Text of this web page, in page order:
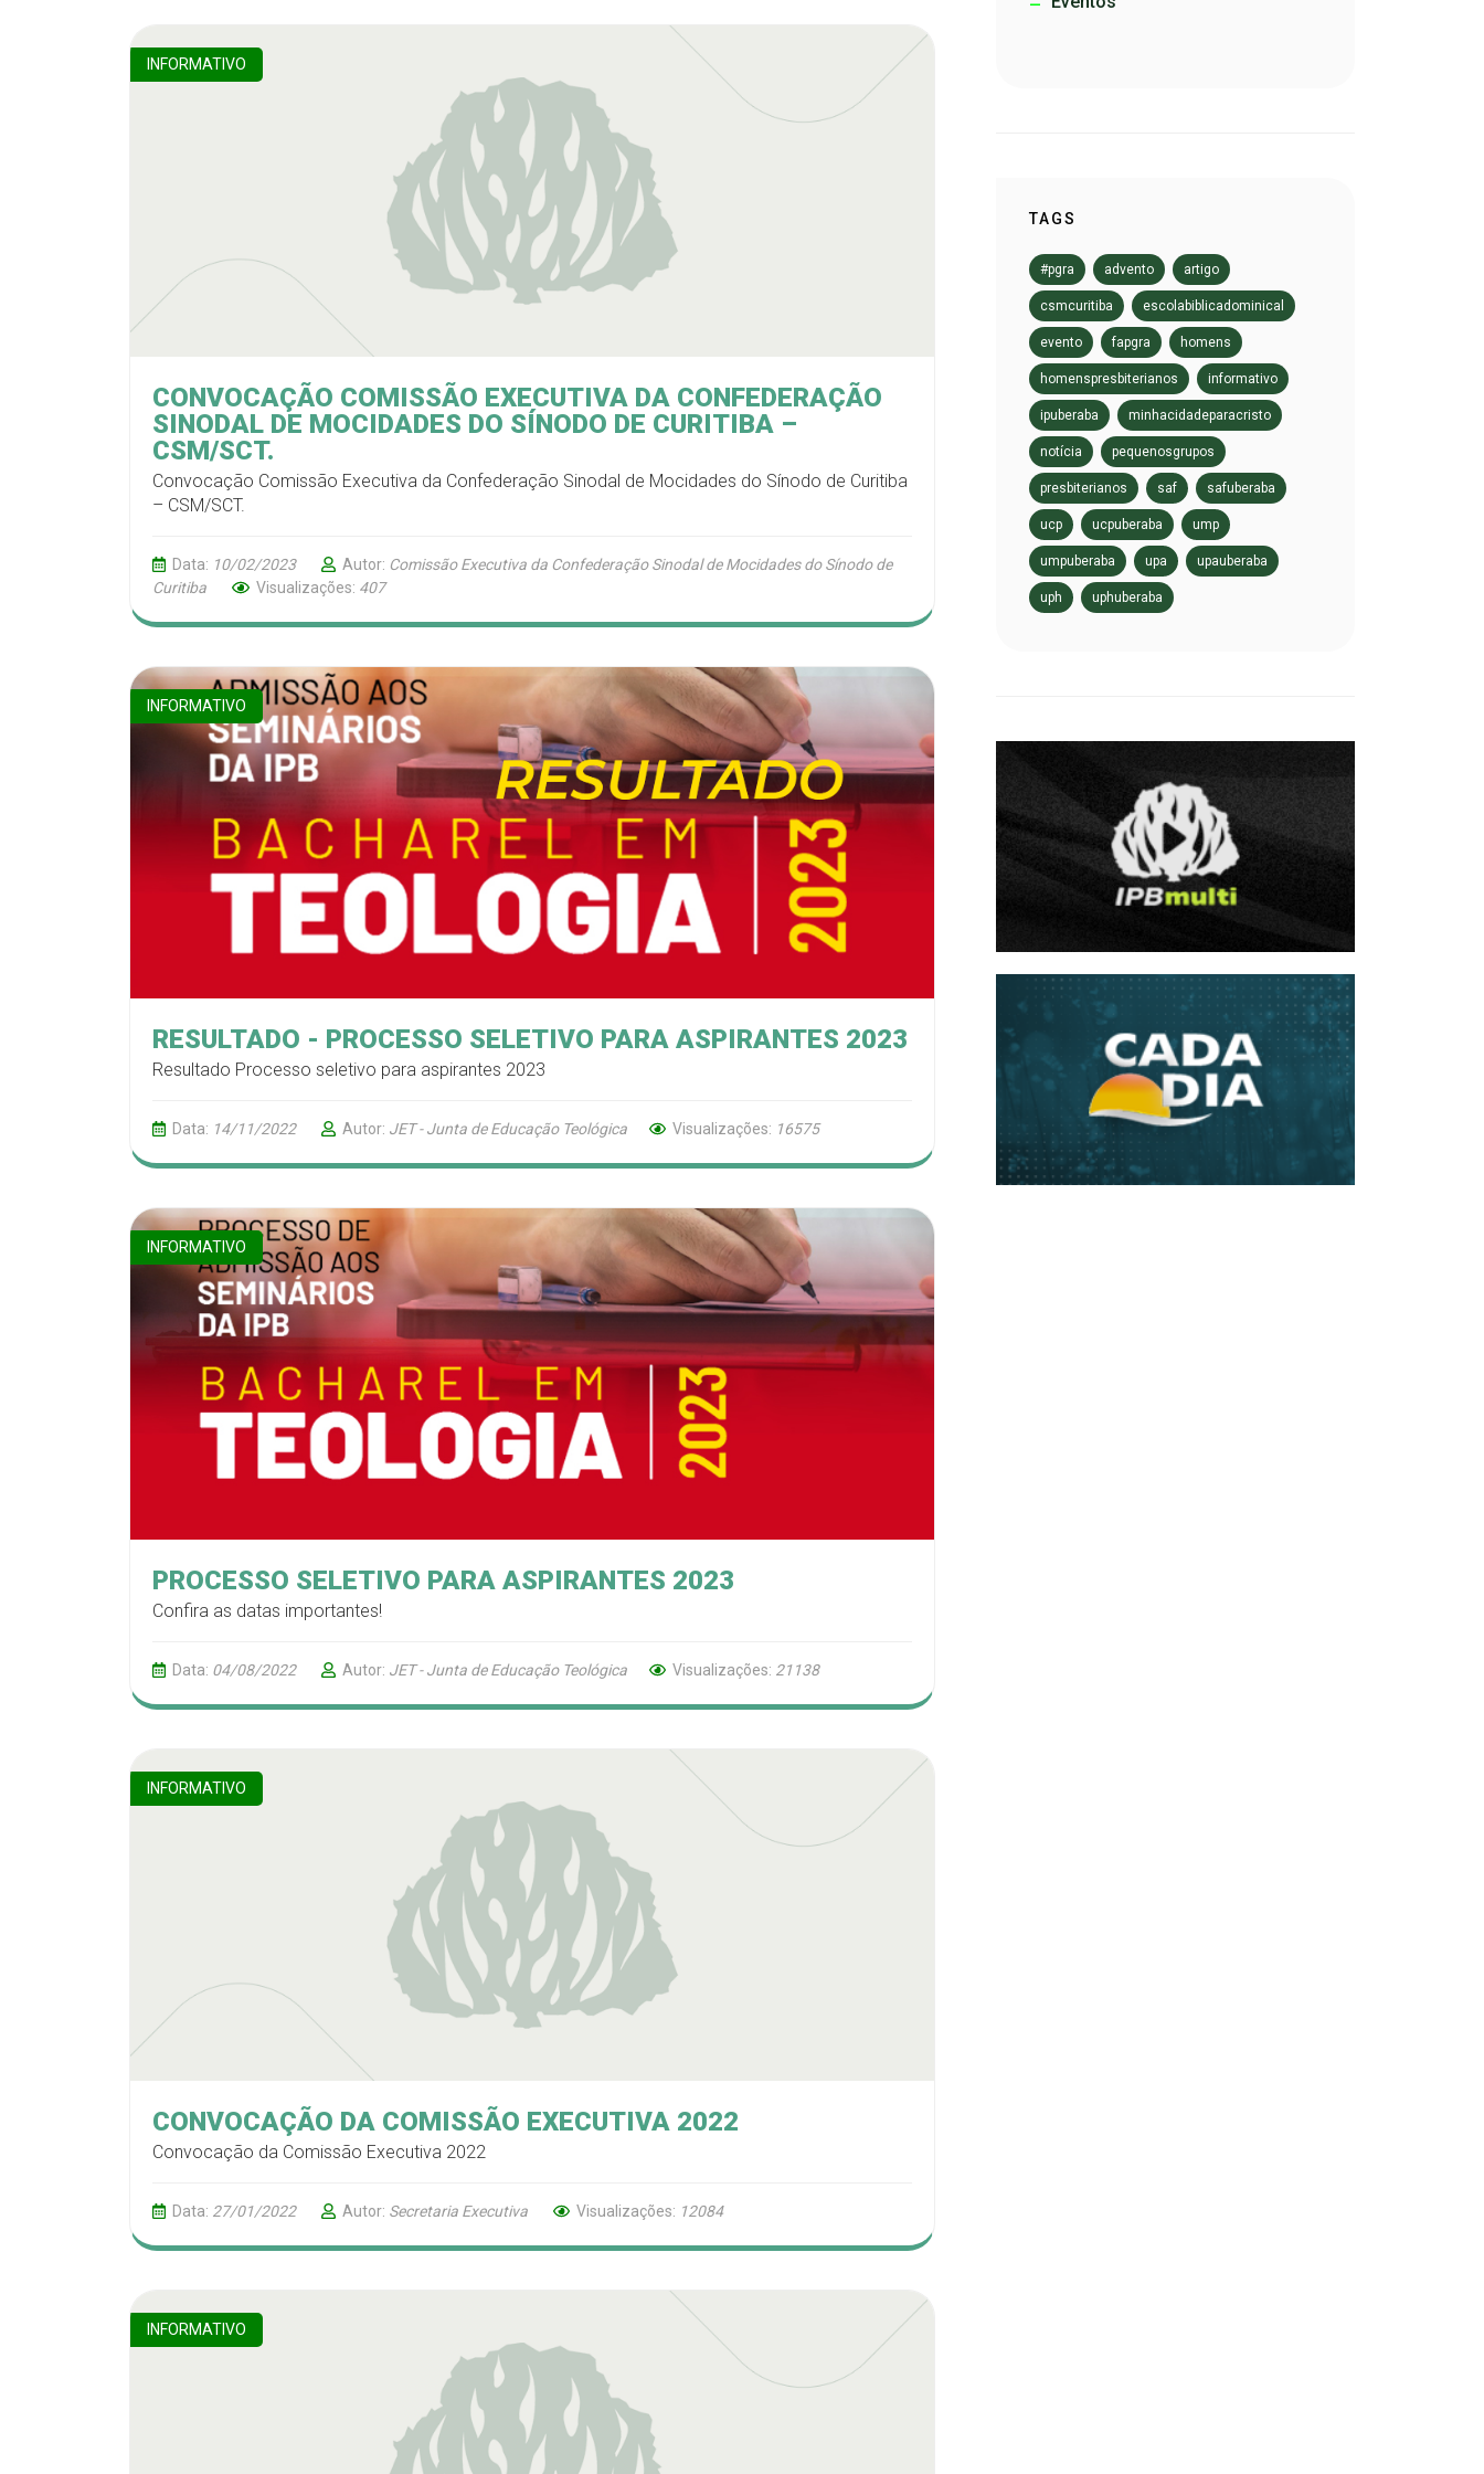
INFORMATIVO
CONVOCAÇÃO COMISSÃO EXECUTIVA DA CONFEDERAÇÃO
SINODAL DE MOCIDADES DO SÍNODO DE CURITIBA –
CSM/SCT.
Convocação Comissão Executiva da Confederação Sinodal de Mocidades do Sínodo de Curitiba
– CSM/SCT.
Data: 10/02/2023 Autor: Comissão Executiva da Confederação Sinodal de Mocidades do Sínodo de
Curitiba
Visualizações: 407
INFORMATIVO
RESULTADO - PROCESSO SELETIVO PARA ASPIRANTES 2023
Resultado Processo seletivo para aspirantes 2023
Data: 14/11/2022 Autor: JET - Junta de Educação Teológica Visualizações: 16575
INFORMATIVO
PROCESSO SELETIVO PARA ASPIRANTES 2023
Confira as datas importantes!
Data: 04/08/2022 Autor: JET - Junta de Educação Teológica Visualizações: 21138
INFORMATIVO
CONVOCAÇÃO DA COMISSÃO EXECUTIVA 2022
Convocação da Comissão Executiva 2022
Data: 27/01/2022 Autor: Secretaria Executiva Visualizações: 12084
INFORMATIVO
TAGS
#pgra advento artigo
csmcuritiba escolabiblicadominical
evento fapgra homens
homenspresbiterianos informativo
ipuberaba minhacidadeparacristo
notícia pequenosgrupos
presbiterianos saf safuberaba
ucp ucpuberaba ump
umpuberaba upa upauberaba
uph uphuberaba